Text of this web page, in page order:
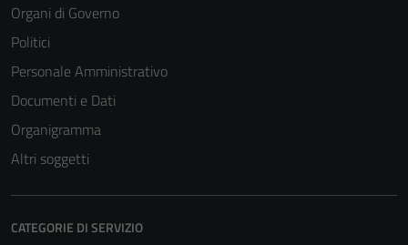
Organi di Governo
Politici
Personale Amministrativo
Documenti e Dati
Organigramma
Altri soggetti
CATEGORIE DI SERVIZIO